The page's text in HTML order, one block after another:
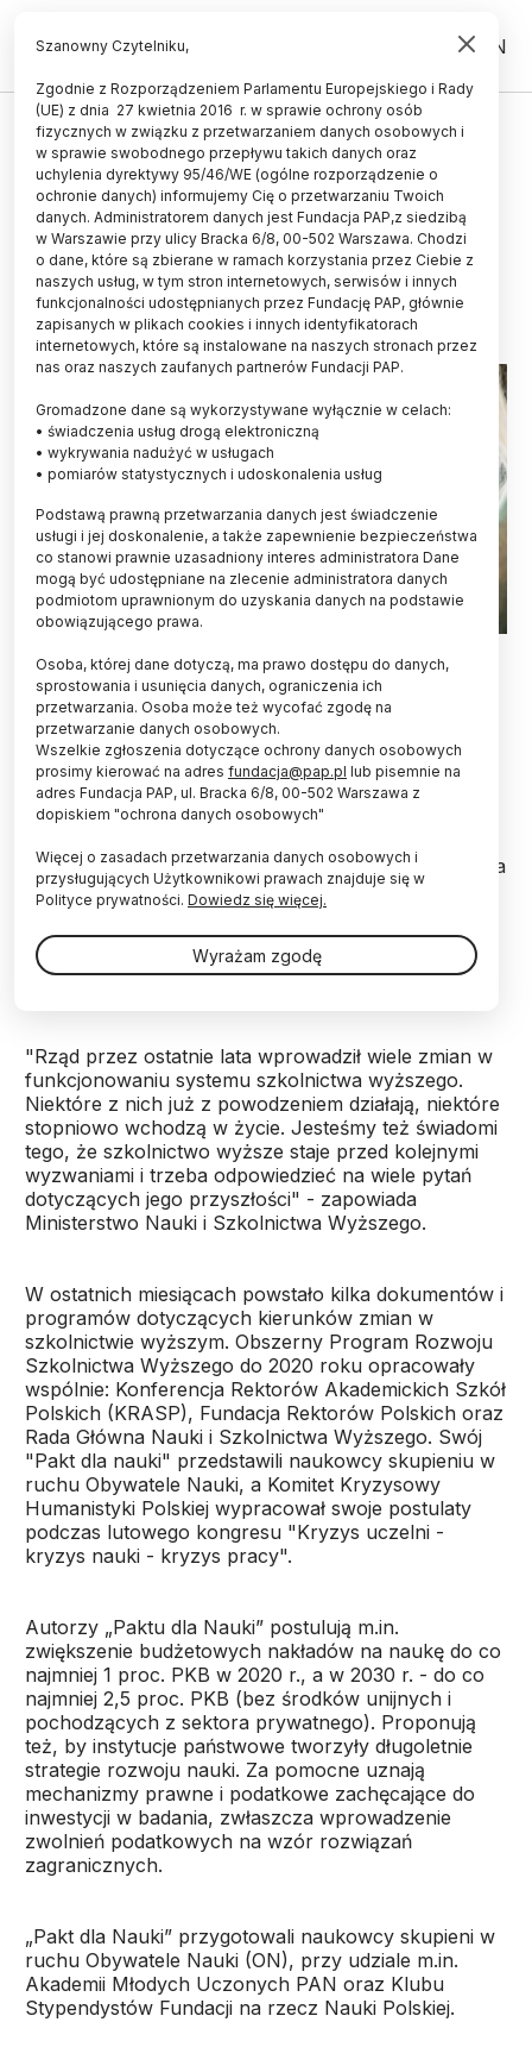
PL EN
UCZELNIE I INSTYTUCJE
Resort nauki organizuje dużą
debatę nt. przyszłości uczelni i
nauki
22.06.2015
aktualizacja: 22.06.2015
3 minuty czytania
Jak ma wyglądać przyszłość szkolnictwa
wyższego, mechanizmy jego finansowania,
ścieżka kariery akademickiej – m.in. o tym będzie
rozmawiać kilkuset uczestników debaty, którą
organizuje w środę w Warszawie resort nauki.
Na spotkaniu "Jakie mają być nasze uczelnie i polska
nauka” w Szkole Głównej Handlowej będą obecni
m.in. naukowcy, przedstawiciele środowiska
akademickiego, Ministerstwa Nauki i Szkolnictwa
Wyższego, w tym szefowa resortu nauki, min. Lena
"Rząd przez ostatnie lata wprowadził wiele zmian w
funkcjonowaniu systemu szkolnictwa wyższego.
Niektóre z nich już z powodzeniem działają, niektóre
stopniowo wchodzą w życie. Jesteśmy też świadomi
tego, że szkolnictwo wyższe staje przed kolejnymi
wyzwaniami i trzeba odpowiedzieć na wiele pytań
dotyczących jego przyszłości" - zapowiada
Ministerstwo Nauki i Szkolnictwa Wyższego.
W ostatnich miesiącach powstało kilka dokumentów i
programów dotyczących kierunków zmian w
szkolnictwie wyższym. Obszerny Program Rozwoju
Szkolnictwa Wyższego do 2020 roku opracowały
wspólnie: Konferencja Rektorów Akademickich Szkół
Polskich (KRASP), Fundacja Rektorów Polskich oraz
Rada Główna Nauki i Szkolnictwa Wyższego. Swój
"Pakt dla nauki" przedstawili naukowcy skupieniu w
ruchu Obywatele Nauki, a Komitet Kryzysowy
Humanistyki Polskiej wypracował swoje postulaty
podczas lutowego kongresu "Kryzys uczelni -
kryzys nauki - kryzys pracy".
Autorzy „Paktu dla Nauki” postulują m.in.
zwiększenie budżetowych nakładów na naukę do co
najmniej 1 proc. PKB w 2020 r., a w 2030 r. - do co
najmniej 2,5 proc. PKB (bez środków unijnych i
pochodzących z sektora prywatnego). Proponują
też, by instytucje państwowe tworzyły długoletnie
strategie rozwoju nauki. Za pomocne uznają
mechanizmy prawne i podatkowe zachęcające do
inwestycji w badania, zwłaszcza wprowadzenie
zwolnień podatkowych na wzór rozwiązań
zagranicznych.
„Pakt dla Nauki” przygotowali naukowcy skupieni w
ruchu Obywatele Nauki (ON), przy udziale m.in.
Akademii Młodych Uczonych PAN oraz Klubu
Stypendystów Fundacji na rzecz Nauki Polskiej.
Szanowny Czytelniku,
Zgodnie z Rozporządzeniem Parlamentu Europejskiego i Rady
(UE) z dnia 27 kwietnia 2016 r. w sprawie ochrony osób
fizycznych w związku z przetwarzaniem danych osobowych i
w sprawie swobodnego przepływu takich danych oraz
uchylenia dyrektywy 95/46/WE (ogólne rozporządzenie o
ochronie danych) informujemy Cię o przetwarzaniu Twoich
danych. Administratorem danych jest Fundacja PAP,z siedzibą
w Warszawie przy ulicy Bracka 6/8, 00-502 Warszawa. Chodzi
o dane, które są zbierane w ramach korzystania przez Ciebie z
naszych usług, w tym stron internetowych, serwisów i innych
funkcjonalności udostępnianych przez Fundację PAP, głównie
zapisanych w plikach cookies i innych identyfikatorach
internetowych, które są instalowane na naszych stronach przez
nas oraz naszych zaufanych partnerów Fundacji PAP.
Gromadzone dane są wykorzystywane wyłącznie w celach:
• świadczenia usług drogą elektroniczną
• wykrywania nadużyć w usługach
• pomiarów statystycznych i udoskonalenia usług
Podstawą prawną przetwarzania danych jest świadczenie
usługi i jej doskonalenie, a także zapewnienie bezpieczeństwa
co stanowi prawnie uzasadniony interes administratora Dane
mogą być udostępniane na zlecenie administratora danych
podmiotom uprawnionym do uzyskania danych na podstawie
obowiązującego prawa.
Osoba, której dane dotyczą, ma prawo dostępu do danych,
sprostowania i usunięcia danych, ograniczenia ich
przetwarzania. Osoba może też wycofać zgodę na
przetwarzanie danych osobowych.
Wszelkie zgłoszenia dotyczące ochrony danych osobowych
prosimy kierować na adres fundacja@pap.pl lub pisemnie na
adres Fundacja PAP, ul. Bracka 6/8, 00-502 Warszawa z
dopiskiem "ochrona danych osobowych"
Więcej o zasadach przetwarzania danych osobowych i
przysługujących Użytkownikowi prawach znajduje się w
Polityce prywatności. Dowiedz się więcej.
Wyrażam zgodę